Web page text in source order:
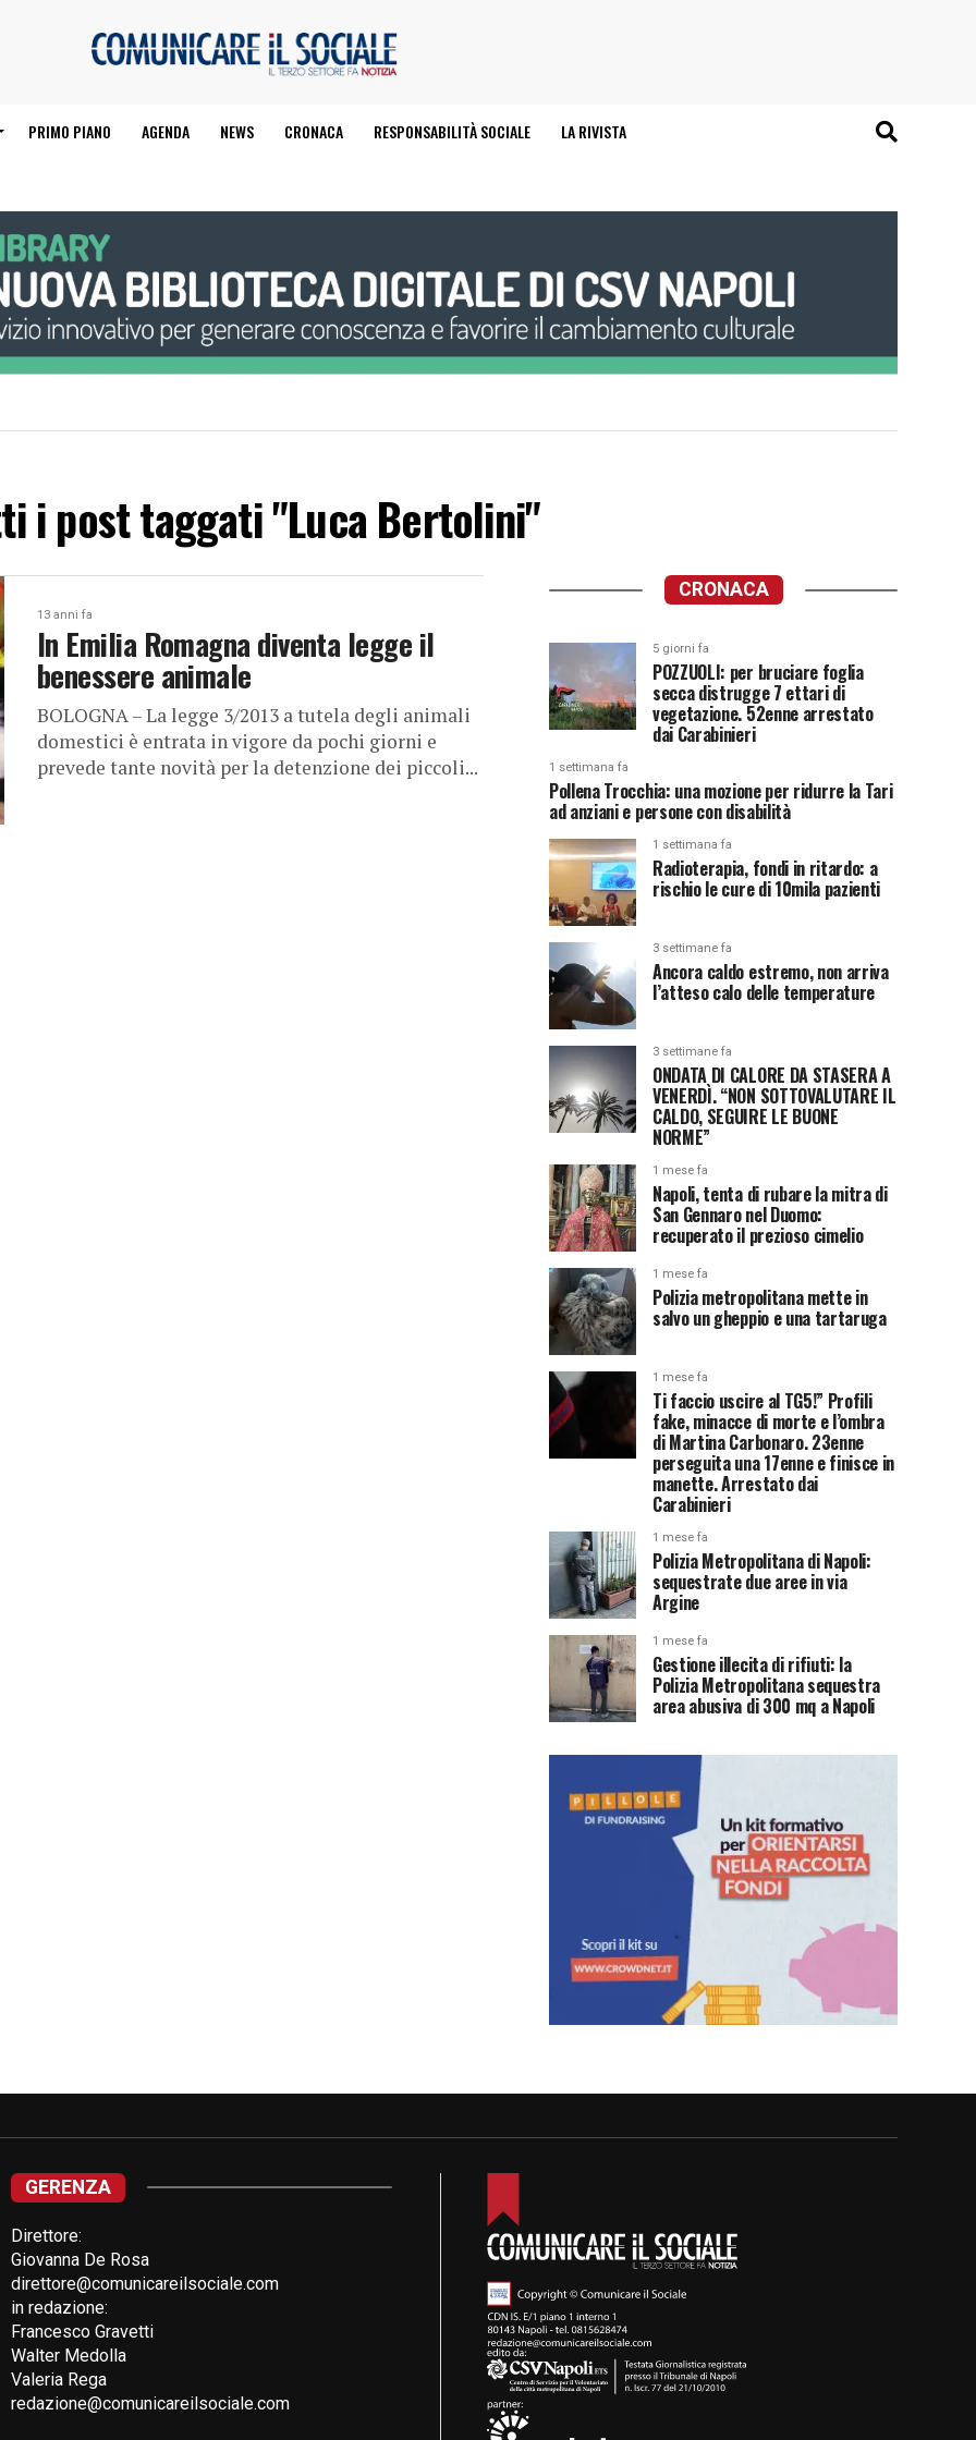
PRIMO PIANO AGENDA NEWS CRONACA RESPONSABILITÀ SOCIALE LA RIVISTA
i post taggati "Luca Bertolini"
13 anni fa
In Emilia Romagna diventa legge il
benessere animale
BOLOGNA – La legge 3/2013 a tutela degli animali
domestici è entrata in vigore da pochi giorni e
prevede tante novità per la detenzione dei piccoli...
CRONACA
5 giorni fa
POZZUOLI: per bruciare foglia
secca distrugge 7 ettari di
vegetazione. 52enne arrestato
dai Carabinieri
1 settimana fa
Pollena Trocchia: una mozione per ridurre la Tari
ad anziani e persone con disabilità
1 settimana fa
Radioterapia, fondi in ritardo: a
rischio le cure di 10mila pazienti
3 settimane fa
Ancora caldo estremo, non arriva
l’atteso calo delle temperature
3 settimane fa
ONDATA DI CALORE DA STASERA A
VENERDÌ. “NON SOTTOVALUTARE IL
CALDO, SEGUIRE LE BUONE
NORME”
1 mese fa
Napoli, tenta di rubare la mitra di
San Gennaro nel Duomo:
recuperato il prezioso cimelio
1 mese fa
Polizia metropolitana mette in
salvo un gheppio e una tartaruga
1 mese fa
Ti faccio uscire al TG5!” Profili
fake, minacce di morte e l’ombra
di Martina Carbonaro. 23enne
perseguita una 17enne e finisce in
manette. Arrestato dai
Carabinieri
1 mese fa
Polizia Metropolitana di Napoli:
sequestrate due aree in via
Argine
1 mese fa
Gestione illecita di rifiuti: la
Polizia Metropolitana sequestra
area abusiva di 300 mq a Napoli
GERENZA
Direttore:
Giovanna De Rosa
direttore@comunicareilsociale.com
in redazione:
Francesco Gravetti
Walter Medolla
Valeria Rega
redazione@comunicareilsociale.com